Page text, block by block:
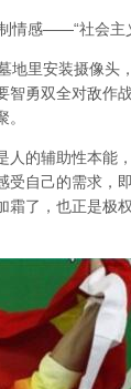
情感——“社会主
地里安装摄像头
勇双全对敌作
人的辅助性本能
受自己的需求，
霜了，也正是极